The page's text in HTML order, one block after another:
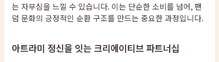
는 자부심을 느낄 수 있습니다. 이는 단순한 소비를 넘어, 팬
덤 문화의 긍정적인 순환 구조를 만드는 중요한 과정입니다.
아트라미 정신을 잇는 크리에이티브 파트너십